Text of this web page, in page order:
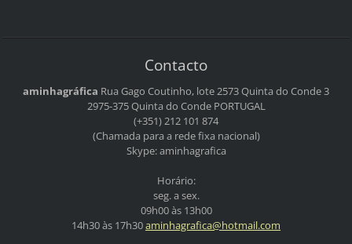
Contacto
aminhagráfica Rua Gago Coutinho, lote 2573Quinta do Conde 3
2975-375 Quinta do CondePORTUGAL
(+351) 212 101 874
(Chamada para a rede fixa nacional)
Skype: aminhagrafica
Horário:
seg. a sex.
09h00 às 13h00
14h30 às 17h30aminhagrafica@hotmail.com